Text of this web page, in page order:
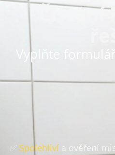
Vyplňte
✅ Spolehliví a ověření